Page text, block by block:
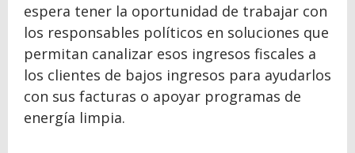
espera tener la oportunidad de trabajar con
los responsables políticos en soluciones que
permitan canalizar esos ingresos fiscales a
los clientes de bajos ingresos para ayudarlos
con sus facturas o apoyar programas de
energía limpia.